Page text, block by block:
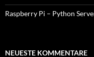
Raspberry Pi – Python
NEUESTE KOMMENTARE